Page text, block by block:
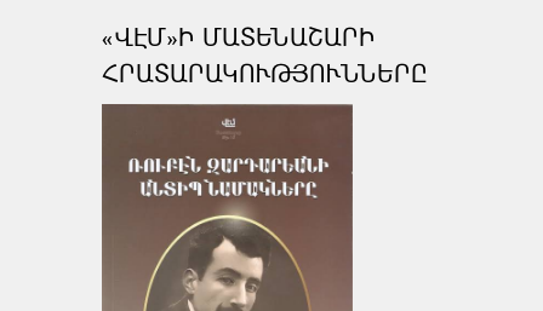
«ՎԷՄ»Ի ՄԱՏԵՆԱՇԱՐԻ
ՀՐԱՏԱՐԱԿՈՒԹՅՈՒՆՆԵՐԸ